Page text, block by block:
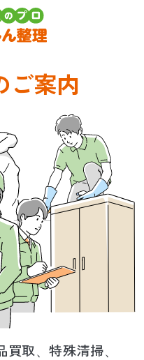
ご案内
取、特殊清掃、